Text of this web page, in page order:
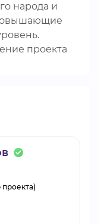
народа и
проекта